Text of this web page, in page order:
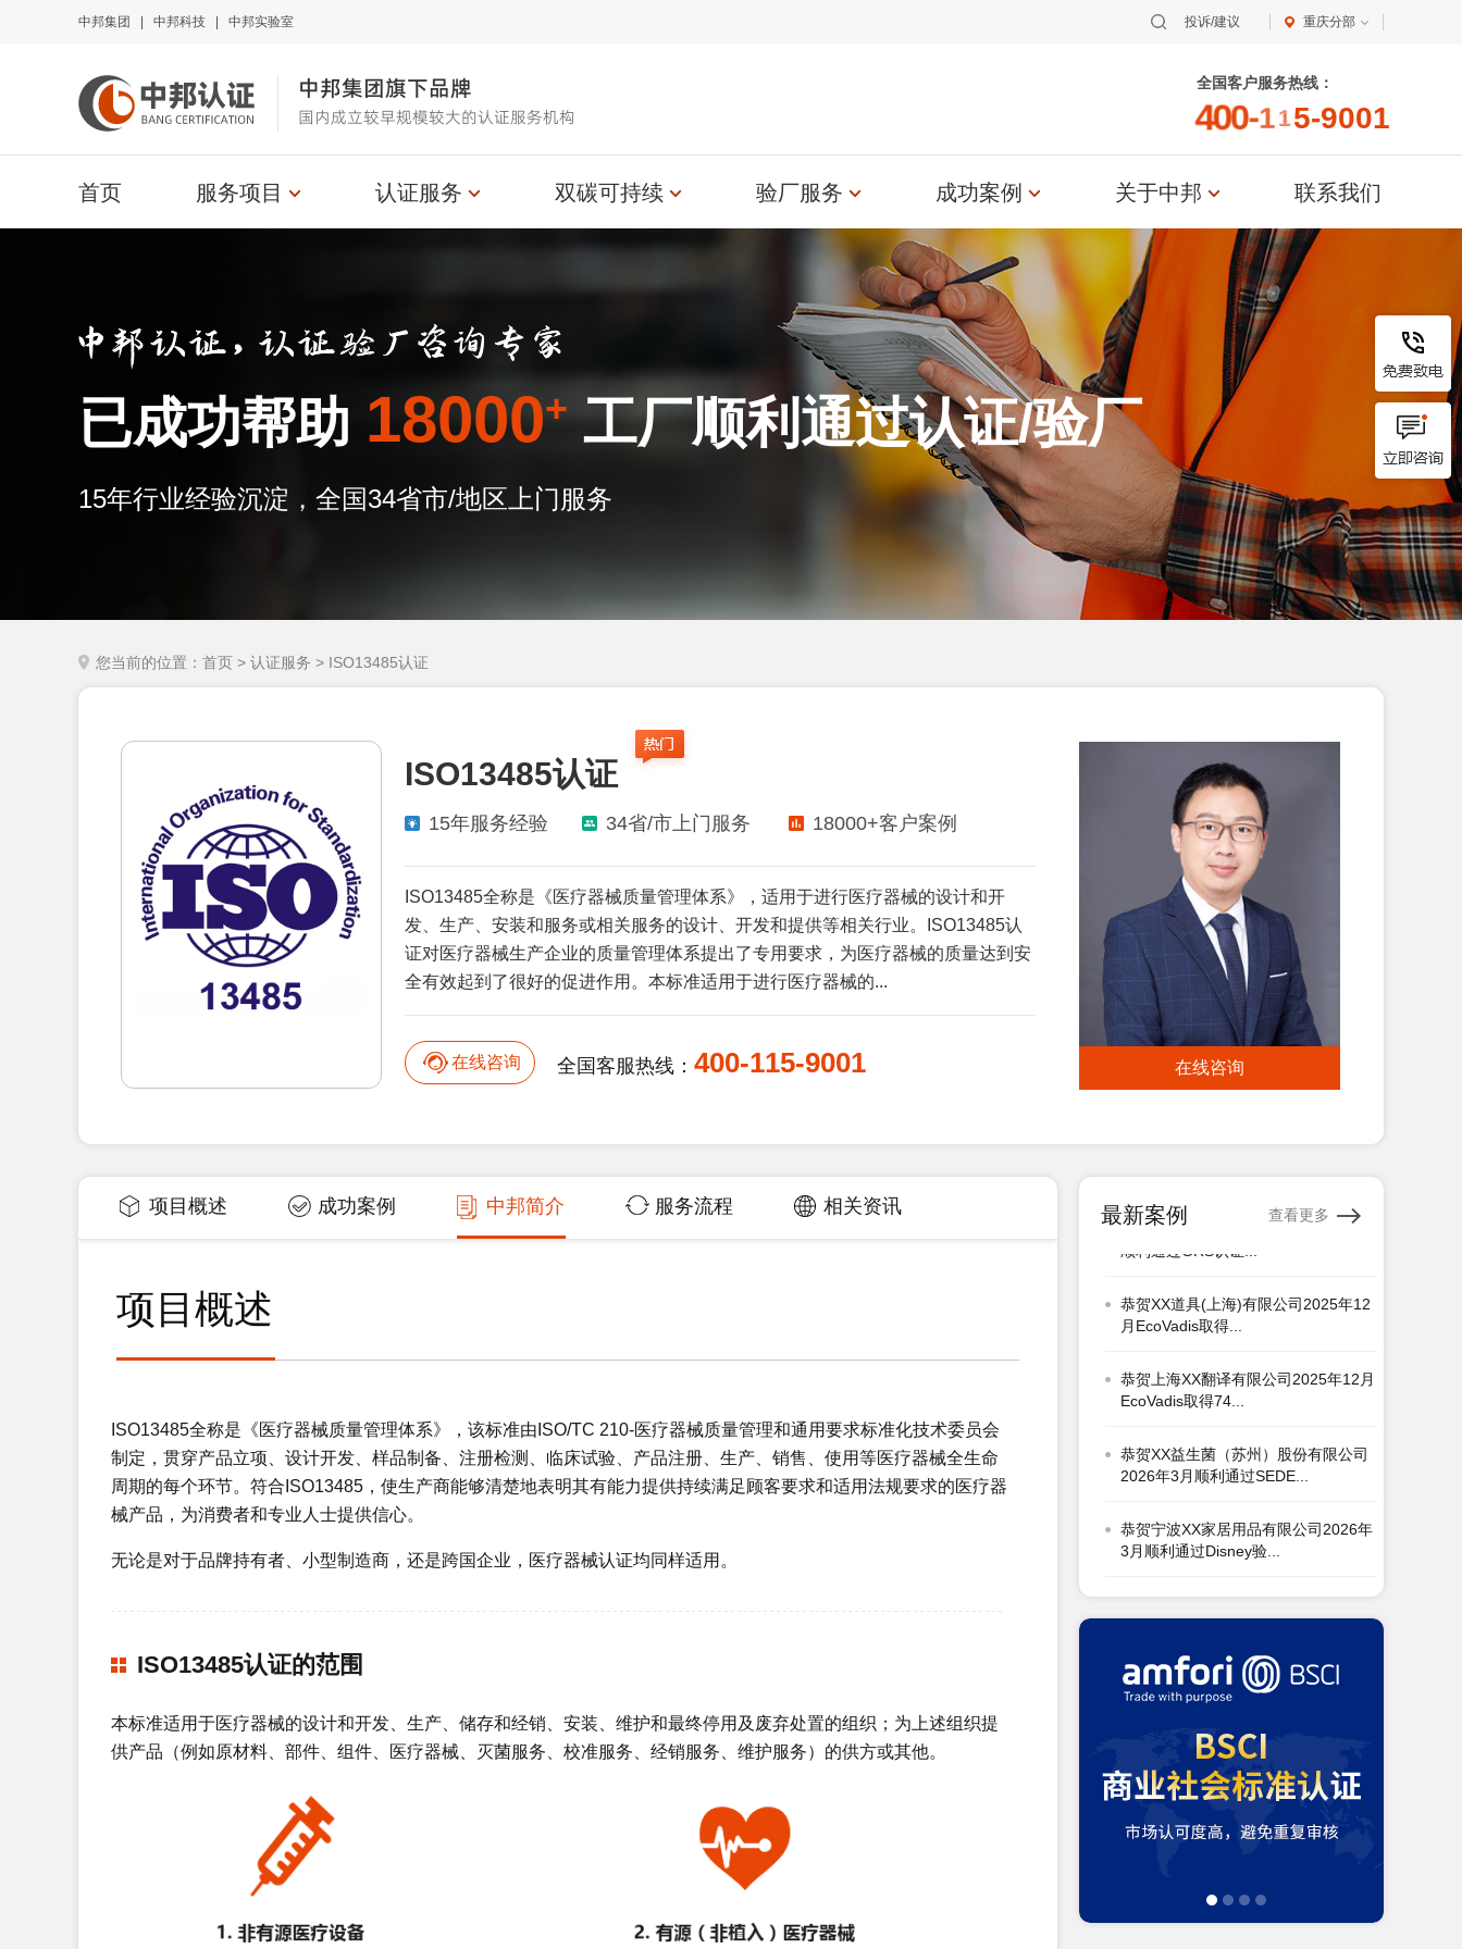
中邦集团 中邦科技 中邦实验室 投诉/建议 重庆分部
中邦集团旗下品牌
国内成立较早规模较大的认证服务机构
全国客户服务热线：
400-115-9001
首页 服务项目 认证服务 双碳可持续 验厂服务 成功案例 关于中邦 联系我们
已成功帮助 18000+工厂顺利通过认证/验厂
15年行业经验沉淀，全国34省市/地区上门服务
您当前的位置： 首页 > 认证服务 > ISO13485认证
ISO13485认证
ISO13485全称是《医疗器械质量管理体系》，适用于进行医疗器械的设计和开
发、生产、安装和服务或相关服务的设计、开发和提供等相关行业。ISO13485认
证对医疗器械生产企业的质量管理体系提出了专用要求，为医疗器械的质量达到安
全有效起到了很好的促进作用。本标准适用于进行医疗器械的...
15年服务经验 34省/市上门服务 18000+客户案例
在线咨询 全国客服热线： 400-115-9001 在线咨询
项目概述 成功案例 中邦简介 服务流程 相关资讯
项目概述
ISO13485全称是《医疗器械质量管理体系》，该标准由ISO/TC 210-医疗器械质量管理和通用要求标准化技术委员会
制定，贯穿产品立项、设计开发、样品制备、注册检测、临床试验、产品注册、生产、销售、使用等医疗器械全生命
周期的每个环节。符合ISO13485，使生产商能够清楚地表明其有能力提供持续满足顾客要求和适用法规要求的医疗器
械产品，为消费者和专业人士提供信心。
无论是对于品牌持有者、小型制造商，还是跨国企业，医疗器械认证均同样适用。
ISO13485认证的范围
本标准适用于医疗器械的设计和开发、生产、储存和经销、安装、维护和最终停用及废弃处置的组织；为上述组织提
供产品（例如原材料、部件、组件、医疗器械、灭菌服务、校准服务、经销服务、维护服务）的供方或其他。
最新案例 查看更多
3月顺利通过OCS认证...
恭贺青岛XX油脂科技有限公司2026年
恭贺张家港市XX纺织有限公司2026年
恭贺无锡XX纺织科技有限公司2026年
3月顺利通过BSCI验厂...
恭贺XX生物化工科技（张家港）有限
公司2026年3月EcoVad...
恭贺五莲XX制衣有限公司2026年3月
顺利通过GRS认证...
恭贺江苏XX塑料科技有限公司2026年
2月顺利通过GRS认证...
恭贺江西XX科技有限责任公司2026年
2月顺利通过GRS认证...
利通过Vitals评估拿到...
恭贺天津XX地毯有限公司2026年2月
顺利通过BSCI验厂...
恭贺淮安XX国际贸易有限公司2026年
1月顺利通过SEDEX-2...
恭贺青岛XX睫毛有限公司2026年1月
顺利通过WCA验厂...
恭贺广汉市XX电热器材有限公司2026
年1月顺利通过翠认证...
恭贺上海XX标签有限公司2026年1月
恭贺XX道具(上海)有限公司2025年12
恭贺上海XX翻译有限公司2025年12月
恭贺XX益生菌（苏州）股份有限公司
恭贺宁波XX家居用品有限公司2026年
恭贺浙江XX纺织科技有限公司2026年
恭贺张家港市XX纺织有限公司2026年
恭贺无锡XX纺织科技有限公司2026年
3月顺利通过BSCI验厂...
恭贺五莲XX制衣有限公司2026年3月